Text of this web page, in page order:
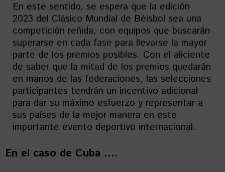
En este sentido, se espera que la edición
2023 del Clásico Mundial de Béisbol sea una
competición reñida, con equipos que buscarán
superarse en cada fase para llevarse la mayor
parte de los premios posibles. Con el aliciente
de saber que la mitad de los premios quedarán
en manos de las federaciones, las selecciones
participantes tendrán un incentivo adicional
para dar su máximo esfuerzo y representar a
sus países de la mejor manera en este
importante evento deportivo internacional.
En el caso de Cuba ….